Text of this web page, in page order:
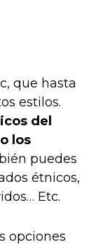
que hasta
estilos.
del
los
puedes
étnicos,
Etc.
opciones